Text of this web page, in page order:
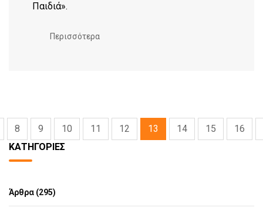
Παιδιά».
Περισσότερα
8 9 10 11 12 13 14 15 16
ΚΑΤΗΓΟΡΊΕΣ
Άρθρα (295)